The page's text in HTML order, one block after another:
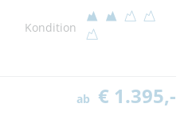
Kondition
ab € 1.395,-